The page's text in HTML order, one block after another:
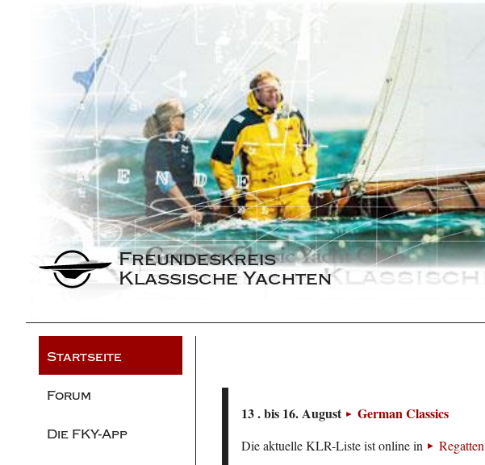
Freundeskreis
Klassische Yachten
Startseite
Forum
Die FKY-App
13 . bis 16. August German Classics
Die aktuelle KLR-Liste ist online in Regatten